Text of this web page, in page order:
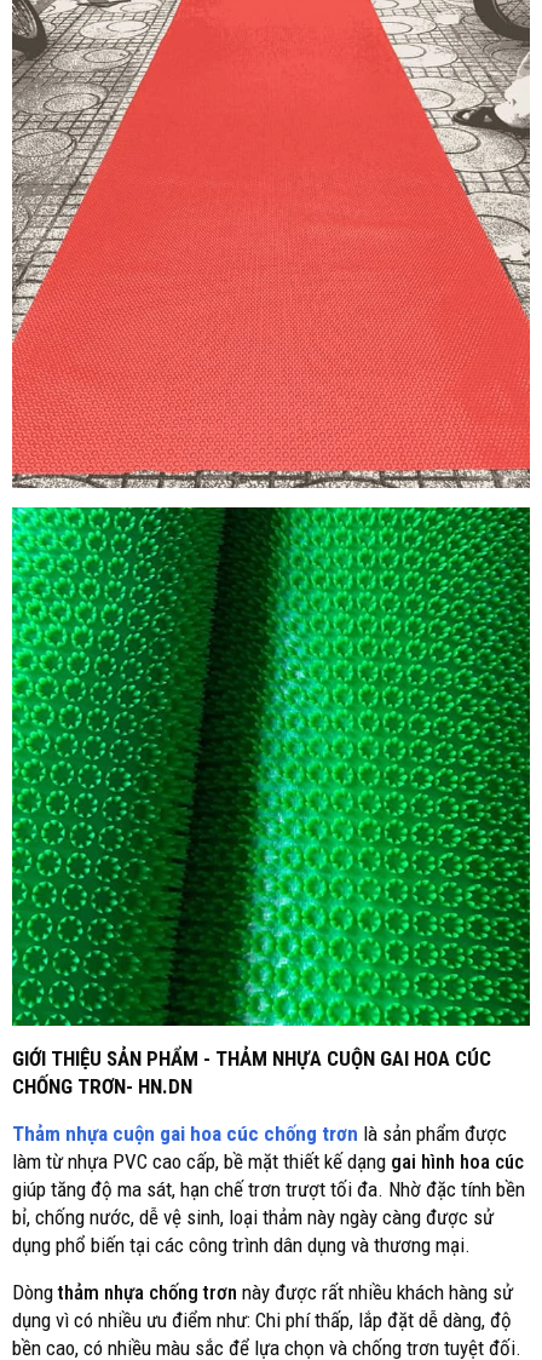
GIỚI THIỆU SẢN PHẨM - THẢM NHỰA CUỘN GAI HOA CÚC
CHỐNG TRƠN- HN.DN
Thảm nhựa cuộn gai hoa cúc chống trơn là sản phẩm được
làm từ nhựa PVC cao cấp, bề mặt thiết kế dạng gai hình hoa cúc
giúp tăng độ ma sát, hạn chế trơn trượt tối đa. Nhờ đặc tính bền
bỉ, chống nước, dễ vệ sinh, loại thảm này ngày càng được sử
dụng phổ biến tại các công trình dân dụng và thương mại.
Dòngthảm nhựa chống trơn này được rất nhiều khách hàng sử
dụng vì có nhiều ưu điểm như: Chi phí thấp, lắp đặt dễ dàng, độ
bền cao, có nhiều màu sắc để lựa chọn và chống trơn tuyệt đối.